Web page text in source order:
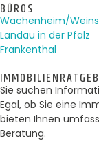
BÜROS
Wachenheim/
Landau in der Pfalz
Frankenthal
Sie suchen
Egal, ob Sie eine
bieten Ihnen
Beratung.